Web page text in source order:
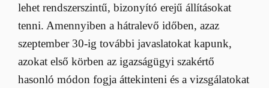
lehet rendszerszintű, bizonyító erejű állításokat
tenni. Amennyiben a hátralevő időben, azaz
szeptember 30-ig további javaslatokat kapunk,
azokat első körben az igazságügyi szakértő
hasonló módon fogja áttekinteni és a vizsgálatokat